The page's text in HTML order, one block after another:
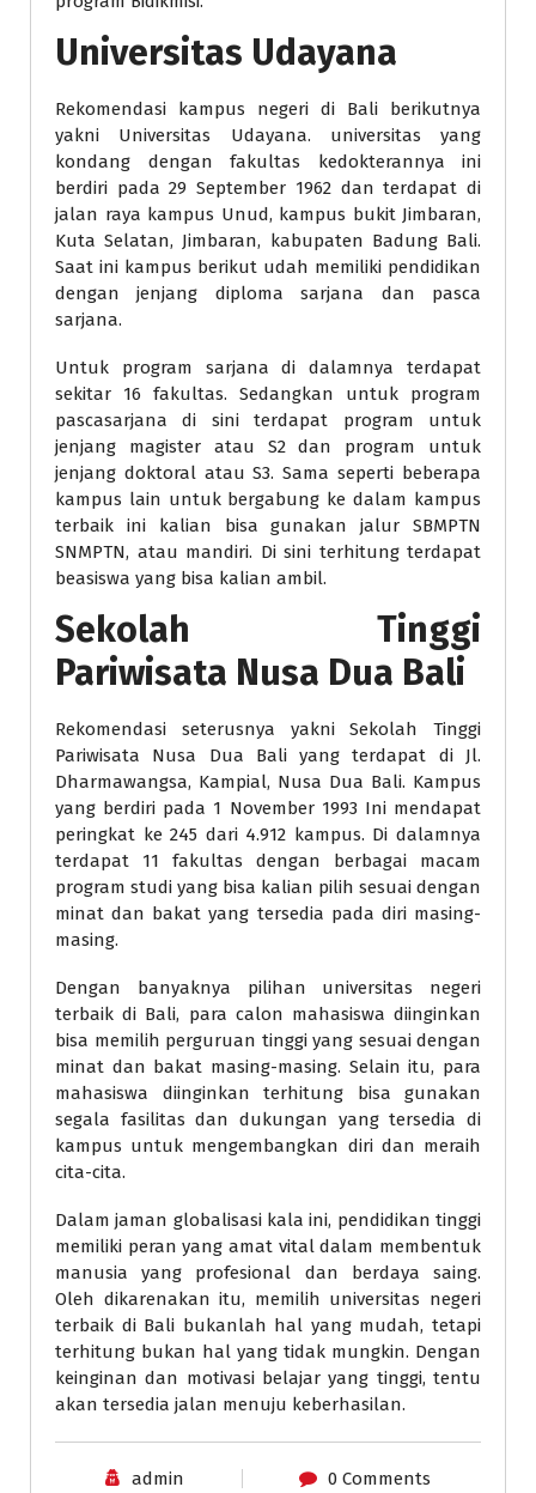
Universitas Udayana
Rekomendasi kampus negeri di Bali berikutnya
yakni Universitas Udayana. universitas yang
kondang dengan fakultas kedokterannya ini
berdiri pada 29 September 1962 dan terdapat di
jalan raya kampus Unud, kampus bukit Jimbaran,
Kuta Selatan, Jimbaran, kabupaten Badung Bali.
Saat ini kampus berikut udah memiliki pendidikan
dengan jenjang diploma sarjana dan pasca
sarjana.
Untuk program sarjana di dalamnya terdapat
sekitar 16 fakultas. Sedangkan untuk program
pascasarjana di sini terdapat program untuk
jenjang magister atau S2 dan program untuk
jenjang doktoral atau S3. Sama seperti beberapa
kampus lain untuk bergabung ke dalam kampus
terbaik ini kalian bisa gunakan jalur SBMPTN
SNMPTN, atau mandiri. Di sini terhitung terdapat
beasiswa yang bisa kalian ambil.
Sekolah Tinggi
Pariwisata Nusa Dua Bali
Rekomendasi seterusnya yakni Sekolah Tinggi
Pariwisata Nusa Dua Bali yang terdapat di Jl.
Dharmawangsa, Kampial, Nusa Dua Bali. Kampus
yang berdiri pada 1 November 1993 Ini mendapat
peringkat ke 245 dari 4.912 kampus. Di dalamnya
terdapat 11 fakultas dengan berbagai macam
program studi yang bisa kalian pilih sesuai dengan
minat dan bakat yang tersedia pada diri masing-
masing.
Dengan banyaknya pilihan universitas negeri
terbaik di Bali, para calon mahasiswa diinginkan
bisa memilih perguruan tinggi yang sesuai dengan
minat dan bakat masing-masing. Selain itu, para
mahasiswa diinginkan terhitung bisa gunakan
segala fasilitas dan dukungan yang tersedia di
kampus untuk mengembangkan diri dan meraih
cita-cita.
Dalam jaman globalisasi kala ini, pendidikan tinggi
memiliki peran yang amat vital dalam membentuk
manusia yang profesional dan berdaya saing.
Oleh dikarenakan itu, memilih universitas negeri
terbaik di Bali bukanlah hal yang mudah, tetapi
terhitung bukan hal yang tidak mungkin. Dengan
keinginan dan motivasi belajar yang tinggi, tentu
akan tersedia jalan menuju keberhasilan.
admin 0 Comments